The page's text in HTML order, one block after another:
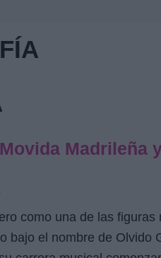
Madrileña
como una de las
bajo el nombre de